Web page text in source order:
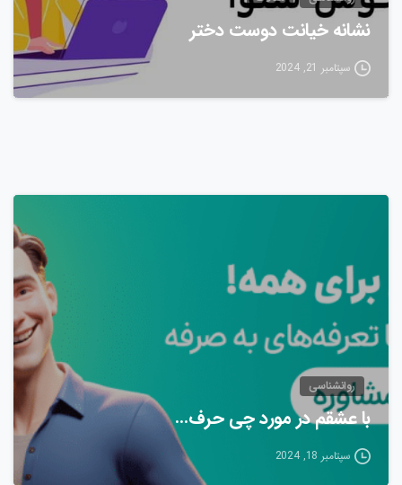
نشانه خیانت دوست دختر
سپتامبر 21, 2024
روانشناسی
با عشقم در مورد چی حرف…
سپتامبر 18, 2024